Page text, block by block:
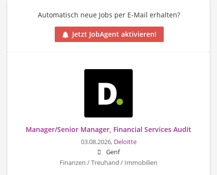
Automatisch neue Jobs per E-Mail erhalten?
Jetzt JobAgent aktivieren!
Manager/Senior Manager, Financial Services Audit
03.08.2026, Deloitte
Genf
Finanzen / Treuhand / Immobilien